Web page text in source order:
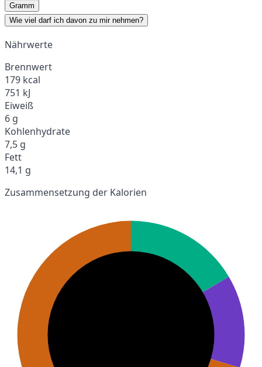
Gramm
Wie viel darf ich davon zu mir nehmen?
Nährwerte
Brennwert
179 kcal
751 kJ
Eiweiß
6 g
Kohlenhydrate
7,5 g
Fett
14,1 g
Zusammensetzung der Kalorien